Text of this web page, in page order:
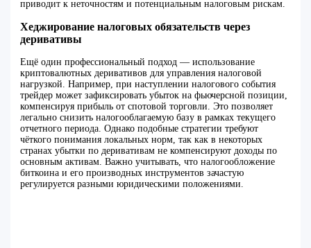
приводит к неточностям и потенциальным налоговым рискам.
Хеджирование налоговых обязательств через
деривативы
Ещё один профессиональный подход — использование
криптовалютных деривативов для управления налоговой
нагрузкой. Например, при наступлении налогового события
трейдер может зафиксировать убыток на фьючерсной позиции,
компенсируя прибыль от спотовой торговли. Это позволяет
легально снизить налогооблагаемую базу в рамках текущего
отчетного периода. Однако подобные стратегии требуют
чёткого понимания локальных норм, так как в некоторых
странах убытки по деривативам не компенсируют доходы по
основным активам. Важно учитывать, что налогообложение
биткоина и его производных инструментов зачастую
регулируется разными юридическими положениями.